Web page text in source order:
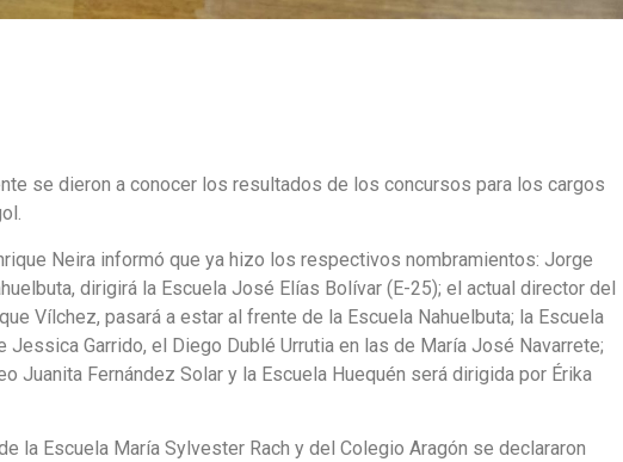
se dieron a conocer los resultados de los concursos para los cargos
Neira informó que ya hizo los respectivos nombramientos: Jorge
dirigirá la Escuela José Elías Bolívar (E-25); el actual director del
Vílchez, pasará a estar al frente de la Escuela Nahuelbuta; la Escuela
Jessica Garrido, el Diego Dublé Urrutia en las de María José Navarrete;
Juanita Fernández Solar y la Escuela Huequén será dirigida por Érika
la Escuela María Sylvester Rach y del Colegio Aragón se declararon